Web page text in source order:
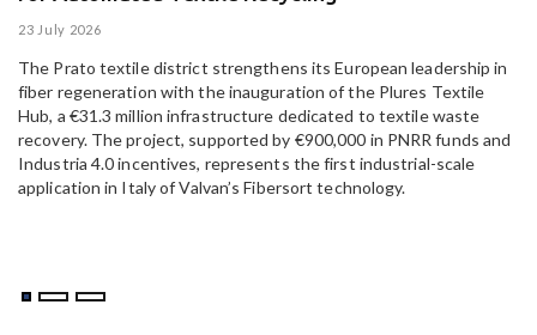
23 July 2026
The Prato textile district strengthens its European leadership in
fiber regeneration with the inauguration of the Plures Textile
Hub, a €31.3 million infrastructure dedicated to textile waste
recovery. The project, supported by €900,000 in PNRR funds and
Industria 4.0 incentives, represents the first industrial-scale
application in Italy of Valvan’s Fibersort technology.